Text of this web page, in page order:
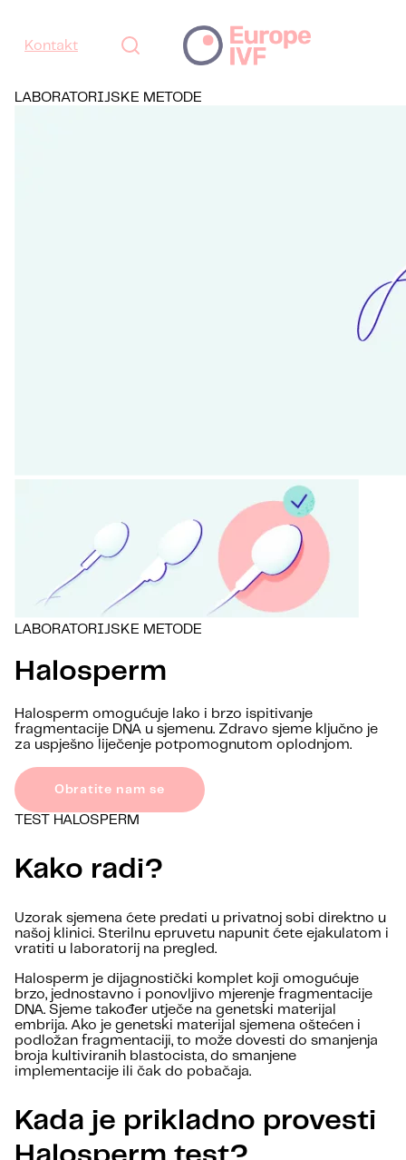
Kontakt
LABORATORIJSKE METODE
LABORATORIJSKE METODE
Halosperm
Halosperm omogućuje lako i brzo ispitivanje
fragmentacije DNA u sjemenu. Zdravo sjeme ključno je
za uspješno liječenje potpomognutom oplodnjom.
Obratite nam se
TEST HALOSPERM
Kako radi?
Uzorak sjemena ćete predati u privatnoj sobi direktno u
našoj klinici. Sterilnu epruvetu napunit ćete ejakulatom i
vratiti u laboratorij na pregled.
Halosperm je dijagnostički komplet koji omogućuje
brzo, jednostavno i ponovljivo mjerenje fragmentacije
DNA. Sjeme također utječe na genetski materijal
embrija. Ako je genetski materijal sjemena oštećen i
podložan fragmentaciji, to može dovesti do smanjenja
broja kultiviranih blastocista, do smanjene
implementacije ili čak do pobačaja.
Kada je prikladno provesti